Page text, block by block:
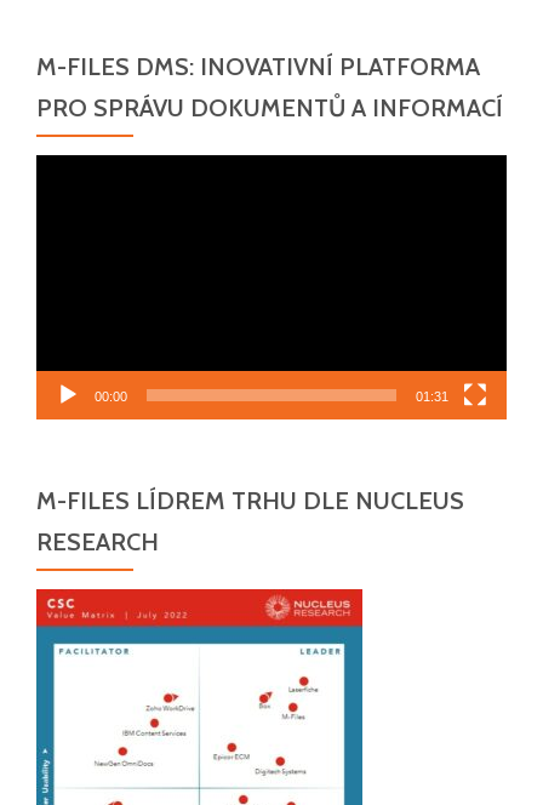
M-FILES DMS: INOVATIVNÍ PLATFORMA
PRO SPRÁVU DOKUMENTŮ A INFORMACÍ
00:00 01:31
M-FILES LÍDREM TRHU DLE NUCLEUS
RESEARCH